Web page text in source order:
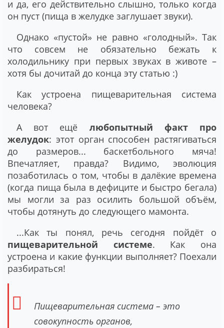
и да, его действительно слышно, только когда
он пуст (пища в желудке заглушает звуки).
Однако «пустой» не равно «голодный». Так
что совсем не обязательно бежать к
холодильнику при первых звуках в животе –
хотя бы дочитай до конца эту статью :)
Как устроена пищеварительная система
человека?
А вот ещё любопытный факт про
желудок: этот орган способен растягиваться
до размеров... баскетбольного мяча!
Впечатляет, правда? Видимо, эволюция
позаботилась о том, чтобы в далёкие времена
(когда пища была в дефиците и быстро бегала)
мы могли за раз осилить большой объём,
чтобы дотянуть до следующего мамонта.
...Как ты понял, речь сегодня пойдёт о
пищеварительной системе. Как она
устроена и какие функции выполняет? Поехали
разбираться!
Пищеварительная система – это
совокупность органов,